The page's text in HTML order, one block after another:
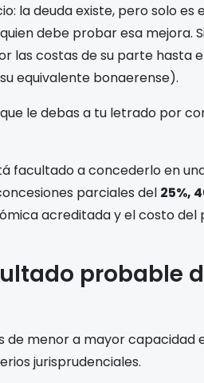
la deuda existe, pero solo es
debe probar esa mejora.
las costas de su parte hasta
equivalente bonaerense).
le debas a tu letrado por
facultado a concederlo en
parciales del 25%,
acreditada y el costo del
probable
de menor a mayor capacidad
jurisprudenciales.